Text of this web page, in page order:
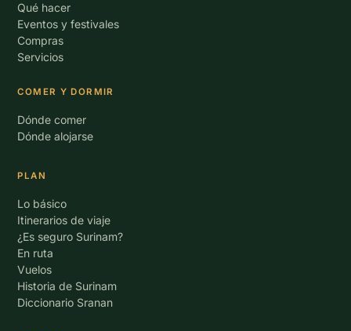
Qué hacer
Eventos y festivales
Compras
Servicios
COMER Y DORMIR
Dónde comer
Dónde alojarse
PLAN
Lo básico
Itinerarios de viaje
¿Es seguro Surinam?
En ruta
Vuelos
Historia de Surinam
Diccionario Sranan